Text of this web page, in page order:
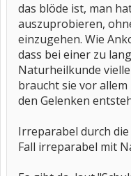
das blöde ist, man
auszuprobieren,
einzugehen. Wie
dass bei einer zu
Naturheilkunde
braucht sie vor
den Gelenken
Irreparabel durch
Fall irreparabel mit